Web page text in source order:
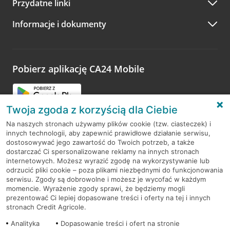
A po wizycie…
Zachęcamy do podzielenia się z nami opinią o wizycie.
opinie.
Przydatne linki
Informacje i dokumenty
Pobierz aplikację CA24 Mobile
RODO
Regulamin serwisu
Mapa serwisu
Twoja zgoda z korzyścią dla Ciebie
Na naszych stronach używamy plików cookie (tzw. ciasteczek) i
innych technologii, aby zapewnić prawidłowe działanie serwisu,
dostosowywać jego zawartość do Twoich potrzeb, a także
dostarczać Ci spersonalizowane reklamy na innych stronach
internetowych. Możesz wyrazić zgodę na wykorzystywanie lub
odrzucić pliki cookie – poza plikami niezbędnymi do funkcjonowania
serwisu. Zgody są dobrowolne i możesz je wycofać w każdym
momencie. Wyrażenie zgody sprawi, że będziemy mogli
prezentować Ci lepiej dopasowane treści i oferty na tej i innych
stronach Credit Agricole.
Analityka
Dopasowanie treści i ofert na stronie